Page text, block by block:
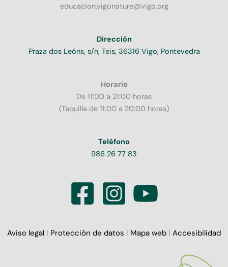
educacion.vigonature@vigo.org
Dirección
Praza dos Leóns, s/n, Teis, 36316 Vigo, Pontevedra
Horario
De 11:00 a 21:00 horas
(Taquilla de 11:00 a 20:00 horas)
Teléfono
986 26 77 83
Aviso legal I Protección de datos I Mapa web I Accesibilidad